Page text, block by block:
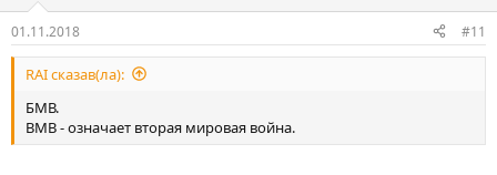
01.11.2018 #11
RAI сказав(ла):
БМВ.
ВМВ - означает вторая мировая война.